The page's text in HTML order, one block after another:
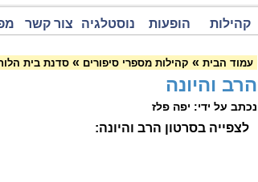
קהילות הופעות נוסטלגיה צור קשר
עמוד הבית » קהילות מספרי סיפורים » סדנת בית
הרב והיונה
נכתב על ידי: יפה פלז
לצפייה בסרטון הרב והיונה: